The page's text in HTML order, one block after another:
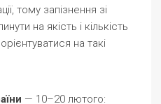
тому запізнення зі
на якість і кількість
на такі
— 10–20 лютого: